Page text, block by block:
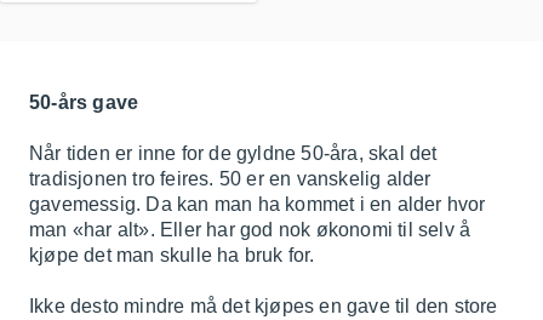
50-års gave
Når tiden er inne for de gyldne 50-åra, skal det
tradisjonen tro feires. 50 er en vanskelig alder
gavemessig. Da kan man ha kommet i en alder hvor
man «har alt». Eller har god nok økonomi til selv å
kjøpe det man skulle ha bruk for.
Ikke desto mindre må det kjøpes en gave til den store